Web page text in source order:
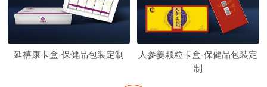
延禧康卡盒-保健品包装定制
人参姜颗粒卡盒-保健品包装定
制